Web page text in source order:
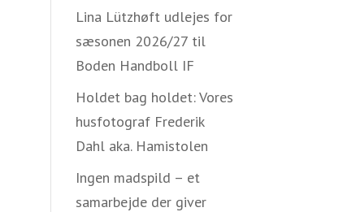
Lina Lützhøft udlejes for
sæsonen 2026/27 til
Boden Handboll IF
Holdet bag holdet: Vores
husfotograf Frederik
Dahl aka. Hamistolen
Ingen madspild – et
samarbejde der giver